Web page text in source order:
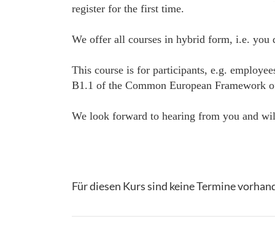
register for the first time.
We offer all courses in hybrid form, i.e. you
This course is for participants, e.g.
B1.1 of the Common European Framework
We look forward to hearing from you and
Für diesen Kurs sind keine Termine